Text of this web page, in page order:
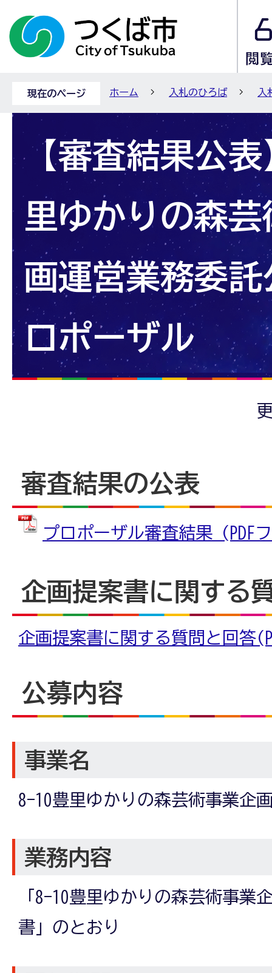
現在のページ ホーム 入札のひろば 入
【審査結果公表
里ゆかりの森
画運営業務委
ロポーザル
審査結果の公表
プロポーザル審査結果 (PDF
企画提案書に関する
企画提案書に関する質問と回答
公募内容
事業名
8-10豊里ゆかりの森芸術事業企
業務内容
「8-10豊里ゆかりの森芸術事業
書」のとおり